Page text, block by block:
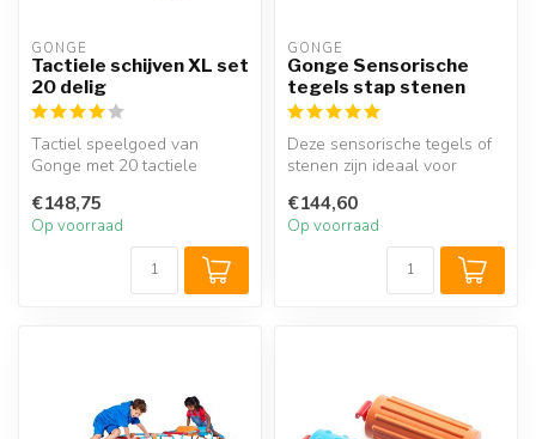
GONGE
Tactiele schijven XL set
20 delig
Tactiel speelgoed van
Gonge met 20 tactiele
structure...
€148,75
Op voorraad
GONGE
Gonge Sensorische
tegels stap stenen
Deze sensorische tegels of
stenen zijn ideaal voor
zintuigelijke...
€144,60
Op voorraad